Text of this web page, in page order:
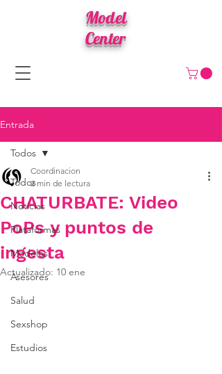
Model
Center
Entrada
Todos
Noticias
Plataformas
Modelos
Asesores
Salud
Sexshop
Estudios
Todos
CHATURBATE: Video
PoPs y puntos de
ingesta
Coordinacion
2 min de lectura
Actualizado: 10 ene